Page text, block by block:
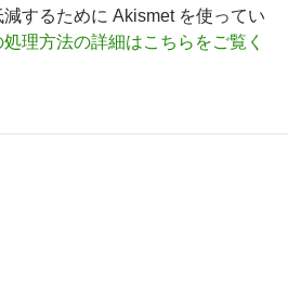
するために Akismet を使ってい
理方法の詳細はこちらをご覧く